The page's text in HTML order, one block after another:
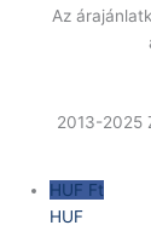
Az
2013-2025
HUF Ft
HUF